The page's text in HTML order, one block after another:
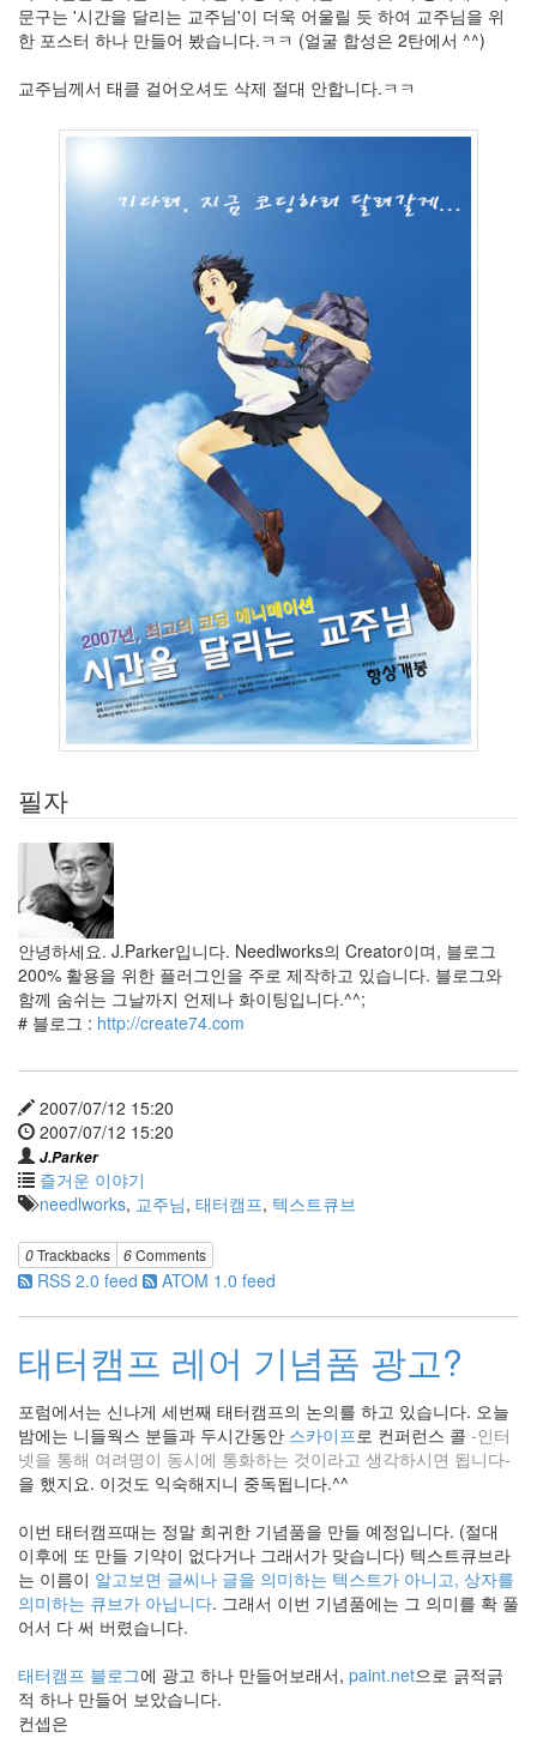
문구는 '시간을 달리는 교주님'이 더욱 어울릴 듯 하여 교주님을 위
한 포스터 하나 만들어 봤습니다.ㅋㅋ (얼굴 합성은 2탄에서 ^^)
교주님께서 태클 걸어오셔도 삭제 절대 안합니다.ㅋㅋ
필자
안녕하세요. J.Parker입니다. Needlworks의 Creator이며, 블로그
200% 활용을 위한 플러그인을 주로 제작하고 있습니다. 블로그와
함께 숨쉬는 그날까지 언제나 화이팅입니다.^^;
# 블로그 : http://create74.com
2007/07/12 15:20
2007/07/12 15:20
J.Parker
즐거운 이야기
needlworks, 교주님, 태터캠프, 텍스트큐브
0Trackbacks 6Comments
RSS 2.0 feed ATOM 1.0 feed
태터캠프 레어 기념품 광고?
포럼에서는 신나게 세번째 태터캠프의 논의를 하고 있습니다. 오늘
밤에는 니들웍스 분들과 두시간동안 스카이프 로 컨퍼런스 콜 -인터
넷을 통해 여려명이 동시에 통화하는 것이라고 생각하시면 됩니다-
을 했지요. 이것도 익숙해지니 중독됩니다.^^
이번 태터캠프때는 정말 희귀한 기념품을 만들 예정입니다. (절대
이후에 또 만들 기약이 없다거나 그래서가 맞습니다) 텍스트큐브라
는 이름이 알고보면 글씨나 글을 의미하는 텍스트가 아니고, 상자를
의미하는 큐브가 아닙니다. 그래서 이번 기념품에는 그 의미를 확 풀
어서 다 써 버렸습니다.
태터캠프 블로그에 광고 하나 만들어보래서, paint.net으로 긁적긁
적 하나 만들어 보았습니다.
컨셉은
머
리
픈
daybreaker
AVATAR
daybreaker
움
닫
by
inureyes
컴
퓨
터
길
이
기
3
by
daybreaker
해
인
사
올
요
by
LonnieNa